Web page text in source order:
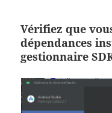
Vérifiez que
dépendances
gestionnaire